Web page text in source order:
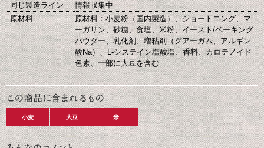
同じ製造ライン
情報収集中
原材料
原材料：小麦粉（国内製造）、ショートニング、マ
ーガリン、砂糖、食塩、米粉、イースト/ベーキング
パウダー、乳化剤、増粘剤（グアーガム、アルギン
酸Na）、L-システイン塩酸塩、香料、カロテノイド
色素、一部に大豆を含む
小麦 大豆 米